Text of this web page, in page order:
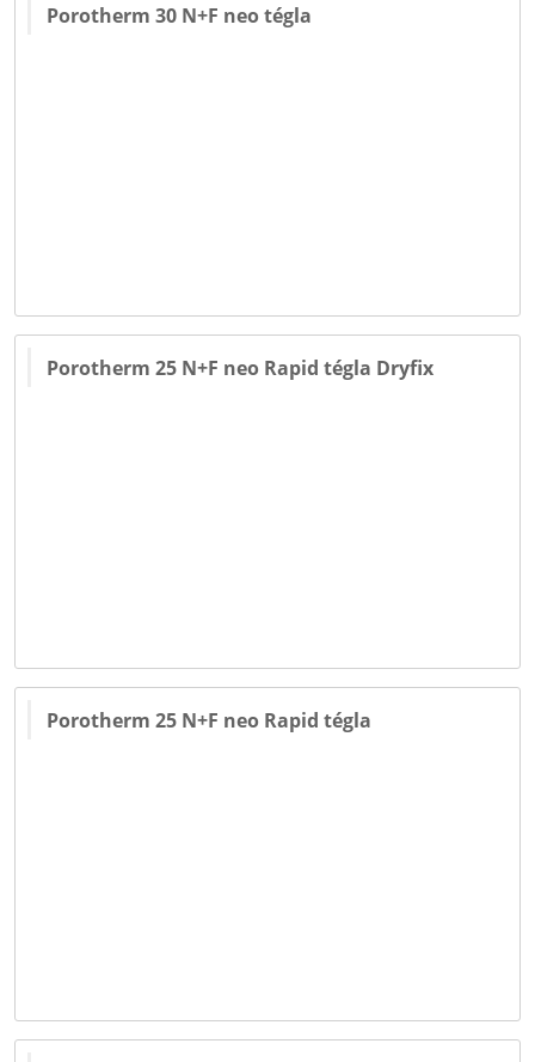
Porotherm 30 N+F neo tégla
Porotherm 25 N+F neo Rapid tégla Dryfix
Porotherm 25 N+F neo Rapid tégla